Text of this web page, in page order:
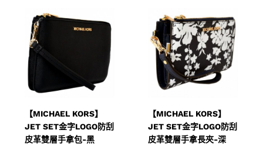
【MICHAEL KORS】
JET SET金字LOGO防刮
皮革雙層手拿包-黑
【MICHAEL KORS】
JET SET金字LOGO防刮
皮革雙層手拿長夾-深